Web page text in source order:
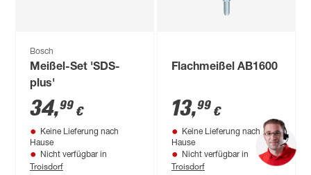
Bosch
Meißel-Set 'SDS-
plus'
34,99 €
Keine Lieferung nach
Hause
Nicht verfügbar in
Troisdorf
Flachmeißel AB1600
13,99 €
Keine Lieferung nach
Hause
Nicht verfügbar in
Troisdorf